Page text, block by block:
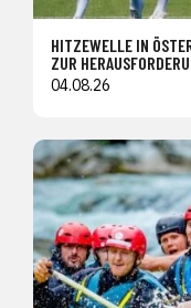
HITZEWELLE IN
ZUR
04.08.26